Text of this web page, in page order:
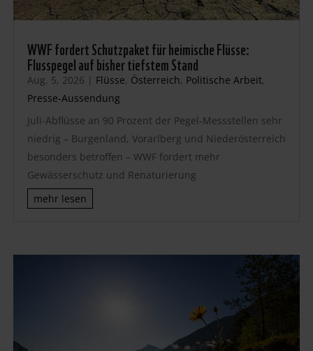
WWF fordert Schutzpaket für heimische Flüsse:
Flusspegel auf bisher tiefstem Stand
Aug. 5, 2026 | Flüsse, Österreich, Politische Arbeit,
Presse-Aussendung
Juli-Abflüsse an 90 Prozent der Pegel-Messstellen sehr
niedrig – Burgenland, Vorarlberg und Niederösterreich
besonders betroffen – WWF fordert mehr
Gewässerschutz und Renaturierung
mehr lesen